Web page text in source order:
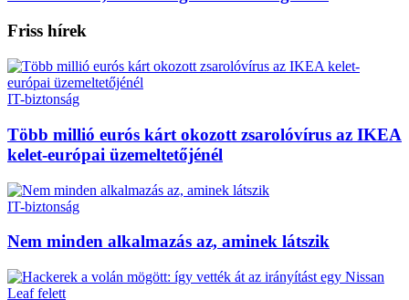
Friss hírek
IT-biztonság
Több millió eurós kárt okozott zsarolóvírus az IKEA
kelet-európai üzemeltetőjénél
IT-biztonság
Nem minden alkalmazás az, aminek látszik